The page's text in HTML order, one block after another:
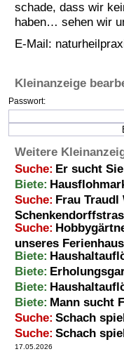
Termine
Kostenlos
schade, dass wir
haben… sehen wir
E-Mail:
Kleinanzeige
Passwort:
Weitere
Suche: Er sucht Sie
Biete:
Suche: Frau Traudl
Suche:
unseres
Biete:
Biete:
Biete:
Biete: Mann sucht
Suche: Schach
Suche: Schach
17.05.2026